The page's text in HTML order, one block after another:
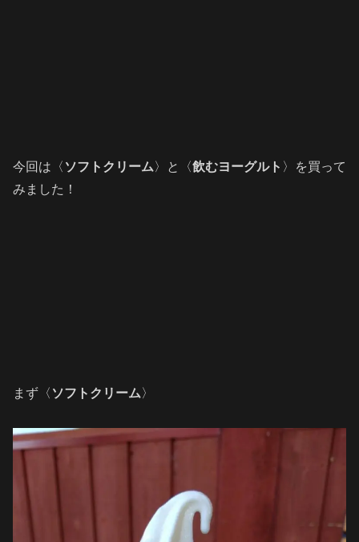
今回は〈 ソフトクリーム〉と〈飲むヨーグルト 〉を買って
みました！
まず〈 ソフトクリーム〉